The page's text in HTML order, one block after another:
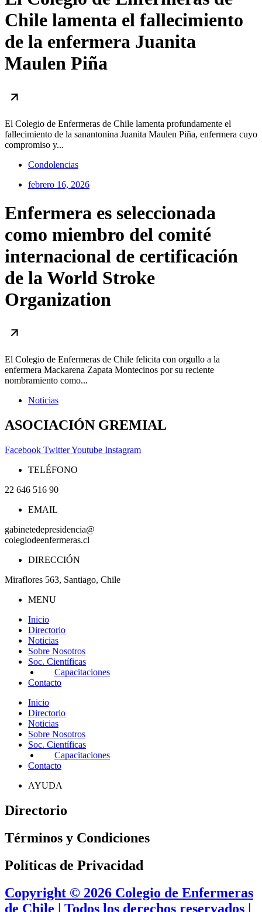
Chile lamenta el fallecimiento
de la enfermera Juanita
Maulen Piña
El Colegio de Enfermeras de Chile lamenta profundamente el
fallecimiento de la sanantonina Juanita Maulen Piña, enfermera cuyo
compromiso y...
Condolencias
febrero 16, 2026
Enfermera es seleccionada
como miembro del comité
internacional de certificación
de la World Stroke
Organization
El Colegio de Enfermeras de Chile felicita con orgullo a la
enfermera Mackarena Zapata Montecinos por su reciente
nombramiento como...
Noticias
ASOCIACIÓN GREMIAL
Facebook TwitterYoutube Instagram
TELÉFONO
22 646 516 90
EMAIL
gabinetedepresidencia@
colegiodeenfermeras.cl
DIRECCIÓN
Miraflores 563, Santiago, Chile
MENU
Inicio
Directorio
Noticias
Sobre Nosotros
Soc. Científicas
Capacitaciones
Contacto
Inicio
Directorio
Noticias
Sobre Nosotros
Soc. Científicas
Capacitaciones
Contacto
AYUDA
Directorio
Términos y Condiciones
Políticas de Privacidad
Copyright © 2026 Colegio de Enfermeras
de Chile | Todos los derechos reservados |